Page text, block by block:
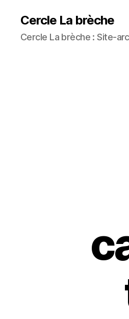
Cercle La brèche
Cercle La brèche : Site-